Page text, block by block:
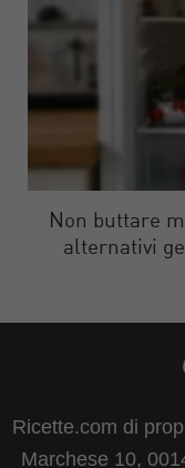
Non buttare
alternativi
Ricette.com di
Marchese 10,